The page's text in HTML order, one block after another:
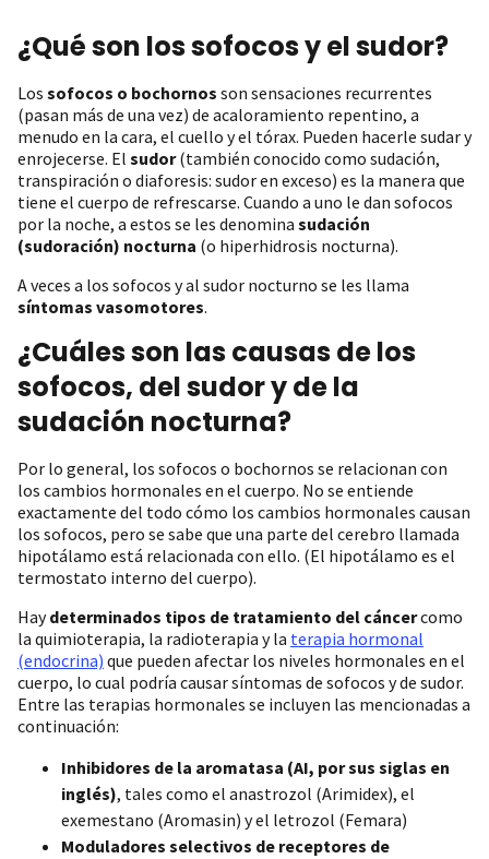
¿Qué son los sofocos y el sudor?
Los sofocos o bochornos son sensaciones recurrentes
(pasan más de una vez) de acaloramiento repentino, a
menudo en la cara, el cuello y el tórax. Pueden hacerle sudar y
enrojecerse. El sudor(también conocido como sudación,
transpiración o diaforesis: sudor en exceso) es la manera que
tiene el cuerpo de refrescarse. Cuando a uno le dan sofocos
por la noche, a estos se les denomina sudación
(sudoración) nocturna (o hiperhidrosis nocturna).
A veces a los sofocos y al sudor nocturno se les llama
síntomas vasomotores.
¿Cuáles son las causas de los
sofocos, del sudor y de la
sudación nocturna?
Por lo general, los sofocos o bochornos se relacionan con
los cambios hormonales en el cuerpo. No se entiende
exactamente del todo cómo los cambios hormonales causan
los sofocos, pero se sabe que una parte del cerebro llamada
hipotálamo está relacionada con ello. (El hipotálamo es el
termostato interno del cuerpo).
Haydeterminados tipos de tratamiento del cáncercomo
la quimioterapia, la radioterapia y la terapia hormonal
(endocrina) que pueden afectar los niveles hormonales en el
cuerpo, lo cual podría causar síntomas de sofocos y de sudor.
Entre las terapias hormonales se incluyen las mencionadas a
continuación:
Inhibidores de la aromatasa (AI, por sus siglas en
inglés), tales como el anastrozol (Arimidex), el
exemestano (Aromasin) y el letrozol (Femara)
Moduladores selectivos de receptores de